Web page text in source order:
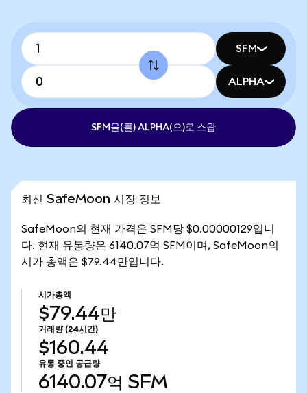
SFM
ALPHA
SFM을(를) ALPHA(으)로 스왑
최신 SafeMoon 시장 정보
SafeMoon의 현재 가격은 SFM당 $0.00000129입니
다. 현재 유통량은 6140.07억 SFM이며, SafeMoon의
시가 총액은 $79.44만입니다.
시가총액
$79.44만
거래량 (24시간)
$160.44
유통 중인 공급량
6140.07억 SFM